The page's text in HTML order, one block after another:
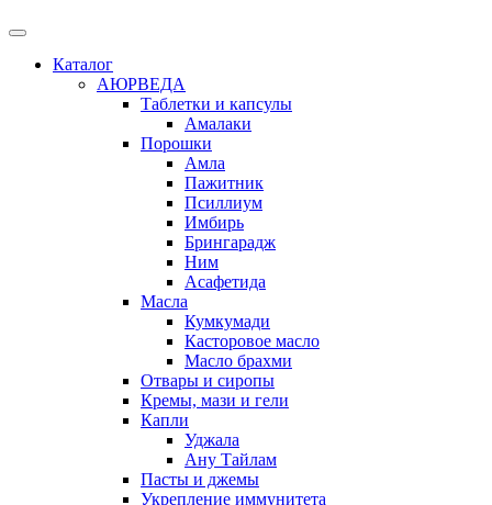
Каталог
АЮРВЕДА
Таблетки и капсулы
Амалаки
Порошки
Амла
Пажитник
Псиллиум
Имбирь
Брингарадж
Ним
Асафетида
Масла
Кумкумади
Касторовое масло
Масло брахми
Отвары и сиропы
Кремы, мази и гели
Капли
Уджала
Ану Тайлам
Пасты и джемы
Укрепление иммунитета